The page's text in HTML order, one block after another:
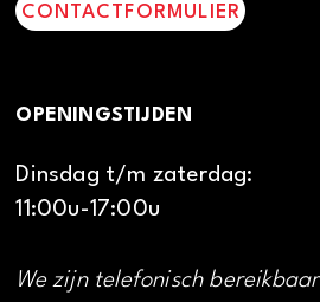
CONTACTFORMULIER
OPENINGSTIJDEN
Dinsdag t/m zaterdag:
11:00u-17:00u
We zijn telefonisch